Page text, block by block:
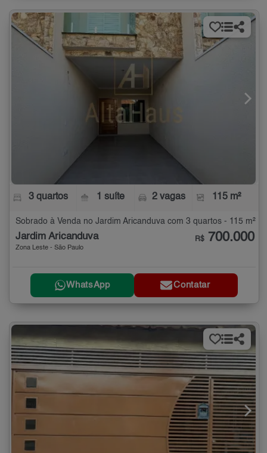
3 quartos 1 suíte 2 vagas 115 m²
Sobrado à Venda no Jardim Aricanduva com 3 quartos - 115 m²
Jardim Aricanduva
Zona Leste - São Paulo
R$ 700.000
WhatsApp Contatar